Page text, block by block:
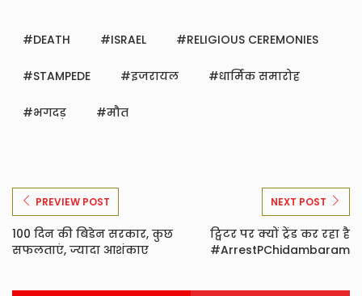
DEATH ISRAEL RELIGIOUS CEREMONIES
STAMPEDE इजरायल धार्मिक समारोह
भगदड़ मौत
PREVIEW POST
100 दिन की बिडेन सरकार, कुछ
सफलताएं, ज्यादा आशंकाए
NEXT POST
ट्विटर पर क्यों ट्रेंड कर रहा है
#ArrestPChidambaram